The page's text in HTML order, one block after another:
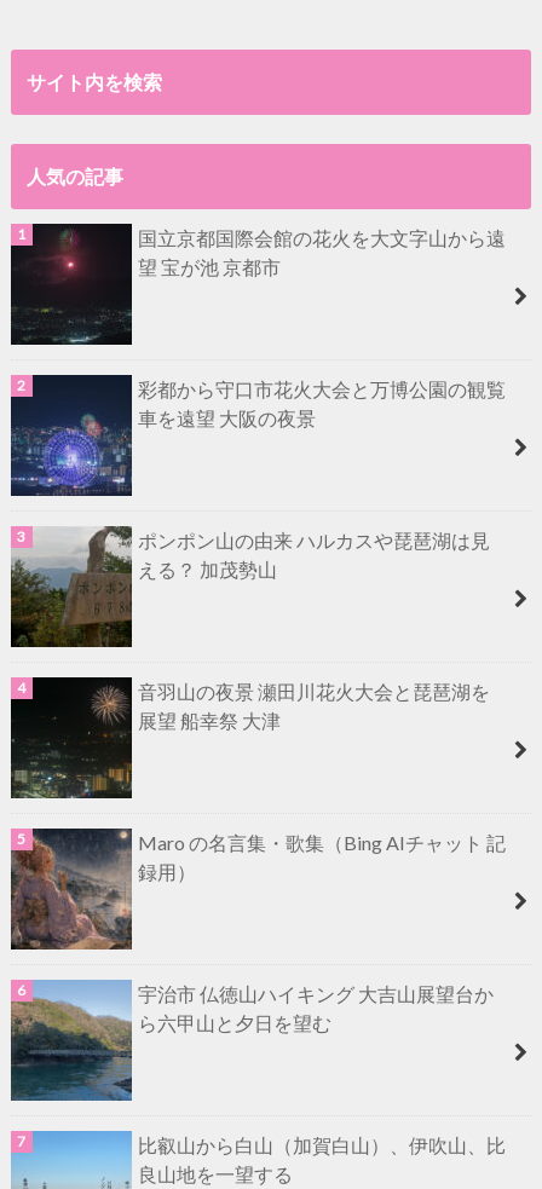
サイト内を検索
人気の記事
国立京都国際会館の花火を大文字山から遠
望 宝が池 京都市
彩都から守口市花火大会と万博公園の観覧
車を遠望 大阪の夜景
ポンポン山の由来 ハルカスや琵琶湖は見
える？ 加茂勢山
音羽山の夜景 瀬田川花火大会と琵琶湖を
展望 船幸祭 大津
Maro の名言集・歌集（Bing AIチャット 記
録用）
宇治市 仏徳山ハイキング 大吉山展望台か
ら六甲山と夕日を望む
比叡山から白山（加賀白山）、伊吹山、比
良山地を一望する